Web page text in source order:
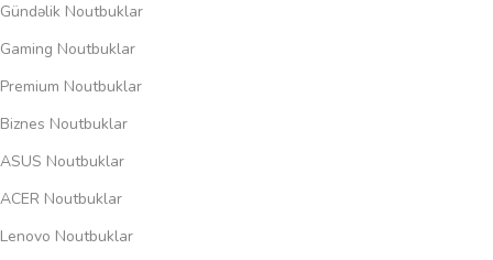
Gündəlik Noutbuklar
Gaming Noutbuklar
Premium Noutbuklar
Biznes Noutbuklar
ASUS Noutbuklar
ACER Noutbuklar
Lenovo Noutbuklar